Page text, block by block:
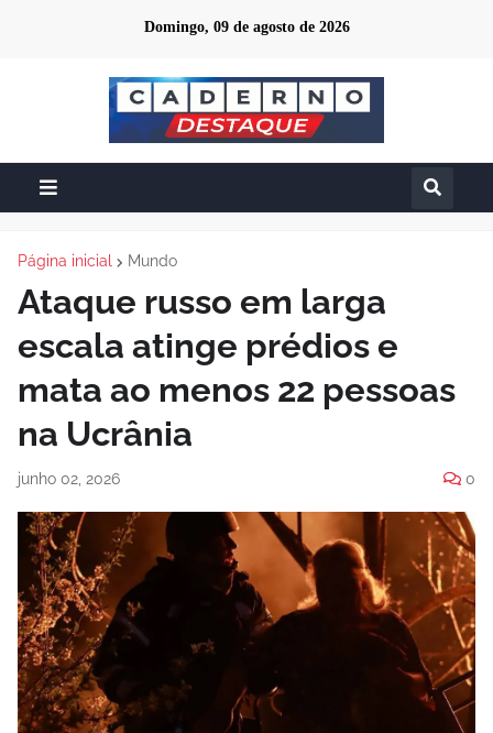
Domingo, 09 de agosto de 2026
Página inicial Mundo
Ataque russo em larga
escala atinge prédios e
mata ao menos 22 pessoas
na Ucrânia
junho 02, 2026 0